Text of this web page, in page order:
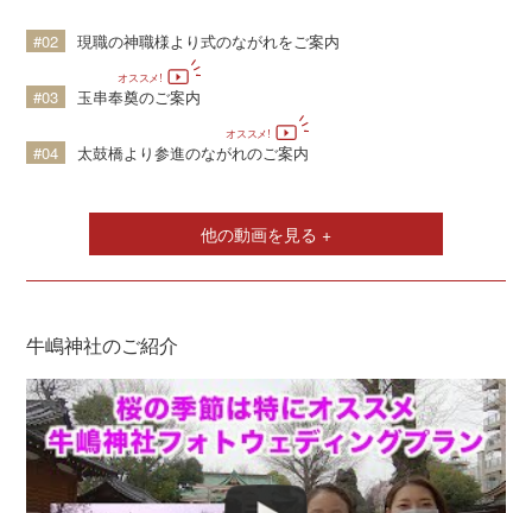
#02 現職の神職様より式のながれをご案内
#03 玉串奉奠のご案内
#04 太鼓橋より参進のながれのご案内
他の動画を見る +
牛嶋神社のご紹介